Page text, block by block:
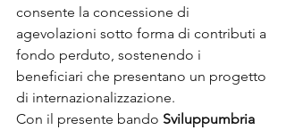
consente la concessione di
agevolazioni sotto forma di contributi a
fondo perduto, sostenendo i
beneficiari che presentano un progetto
di internazionalizzazione.
Con il presente bando Sviluppumbria